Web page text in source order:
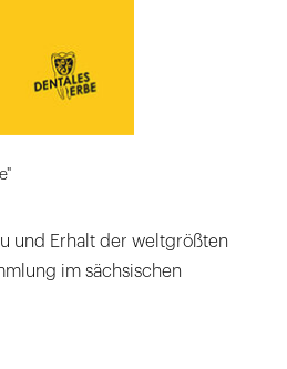
und Erhalt der weltgrößten
im sächsischen